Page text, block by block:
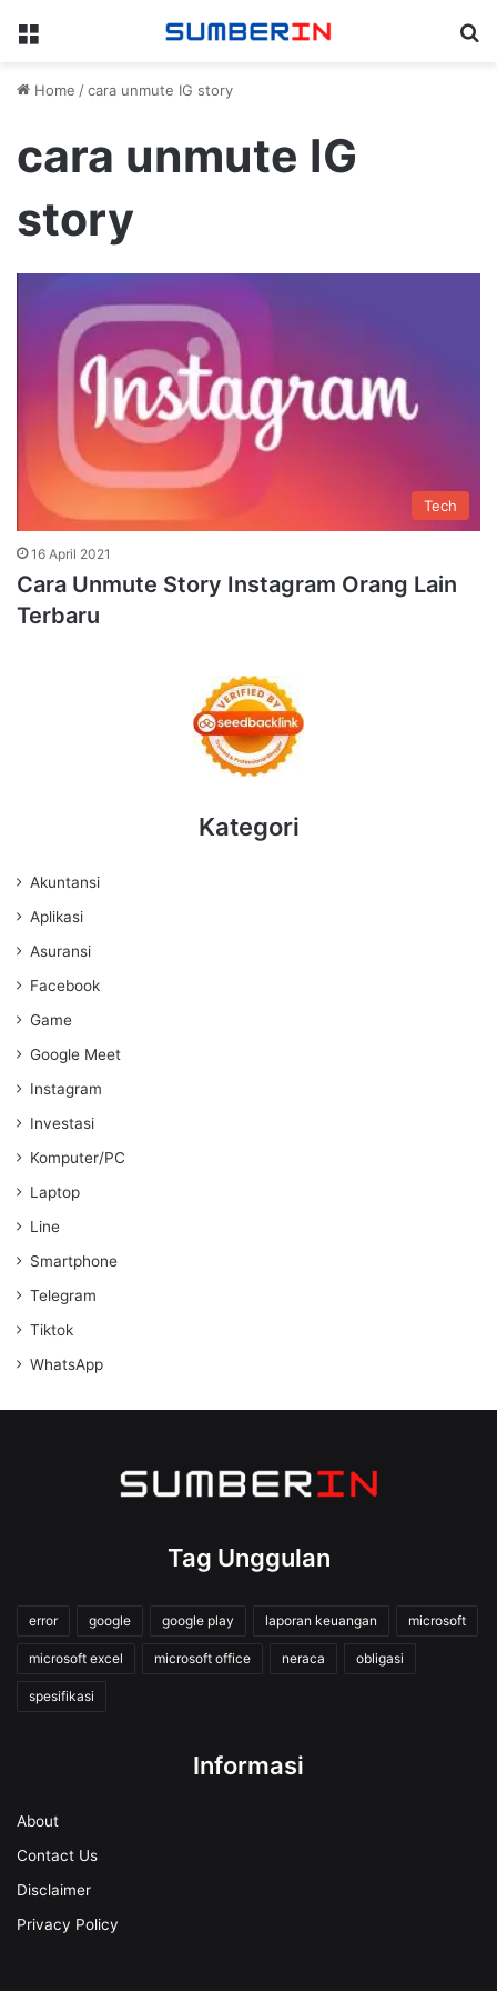
Menu
Home /cara unmute IG story
cara unmute IG
story
Tech
16 April 2021
Cara Unmute Story Instagram Orang Lain
Terbaru
Kategori
Akuntansi
Aplikasi
Asuransi
Facebook
Game
Google Meet
Instagram
Investasi
Komputer/PC
Laptop
Line
Smartphone
Telegram
Tiktok
WhatsApp
Tag Unggulan
error google google play laporan keuangan microsoft
microsoft excel microsoft office neraca obligasi
spesifikasi
Informasi
About
Contact Us
Disclaimer
Privacy Policy